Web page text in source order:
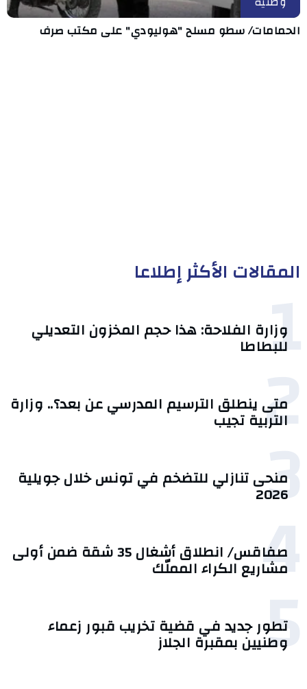
الحمامات/ سطو مسلح "هوليودي" على مكتب صرف
المقالات الأكثر إطلاعا
1
وزارة الفلاحة: هذا حجم المخزون التعديلي
للبطاطا
2
متى ينطلق الترسيم المدرسي عن بعد؟.. وزارة
التربية تجيب
3 منحى تنازلي ‎للتضخم في تونس خلال جويلية
2026‎
4 صفاقس/ انطلاق أشغال 35 شقة ضمن أولى
مشاريع الكراء المملّك
5
تطور جديد في قضية تخريب قبور زعماء
وطنيين بمقبرة الجلاز